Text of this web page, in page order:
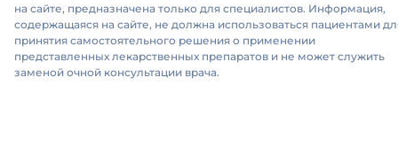
на сайте, предназначена только для специалистов. Информация,
содержащаяся на сайте, не должна использоваться пациентами
принятия самостоятельного решения о применении
представленных лекарственных препаратов и не может служить
заменой очной консультации врача.